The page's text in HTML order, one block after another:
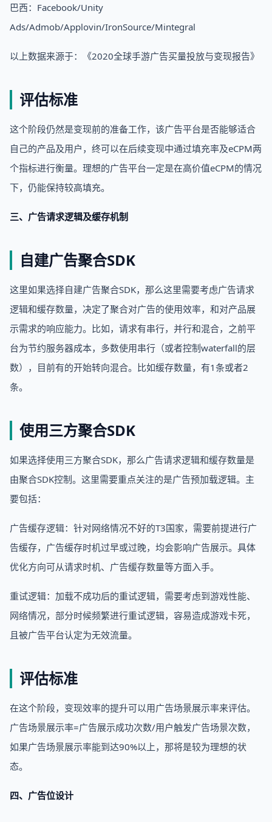
巴西：Facebook/Unity
Ads/Admob/Applovin/IronSource/Mintegral
以上数据来源于：《2020全球手游广告买量投放与变现报告》
评估标准
这个阶段仍然是变现前的准备工作，该广告平台是否能够适合
自己的产品及用户，终可以在后续变现中通过填充率及eCPM两
个指标进行衡量。理想的广告平台一定是在高价值eCPM的情况
下，仍能保持较高填充。
三、广告请求逻辑及缓存机制
自建广告聚合SDK
这里如果选择自建广告聚合SDK，那么这里需要考虑广告请求
逻辑和缓存数量，决定了聚合对广告的使用效率，和对产品展
示需求的响应能力。比如，请求有串行，并行和混合，之前平
台为节约服务器成本，多数使用串行（或者控制waterfall的层
数），目前有的开始转向混合。比如缓存数量，有1条或者2
条。
使用三方聚合SDK
如果选择使用三方聚合SDK，那么广告请求逻辑和缓存数量是
由聚合SDK控制。这里需要重点关注的是广告预加载逻辑。主
要包括：
广告缓存逻辑：针对网络情况不好的T3国家，需要前提进行广
告缓存，广告缓存时机过早或过晚，均会影响广告展示。具体
优化方向可从请求时机、广告缓存数量等方面入手。
重试逻辑：加载不成功后的重试逻辑，需要考虑到游戏性能、
网络情况，部分时候频繁进行重试逻辑，容易造成游戏卡死，
且被广告平台认定为无效流量。
评估标准
在这个阶段，变现效率的提升可以用广告场景展示率来评估。
广告场景展示率=广告展示成功次数/用户触发广告场景次数，
如果广告场景展示率能到达90%以上，那将是较为理想的状
态。
四、广告位设计